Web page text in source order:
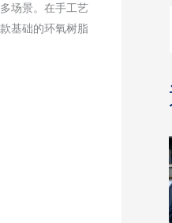
场景。在手工艺
基础的环氧树脂